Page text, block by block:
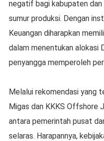
negatif bagi kabupaten
sumur produksi. Dengan
Keuangan diharapkan
dalam menentukan alokasi
penyangga memperoleh
Melalui rekomendasi yang
Migas dan KKKS Offshore
antara pemerintah pusat
selaras. Harapannya,